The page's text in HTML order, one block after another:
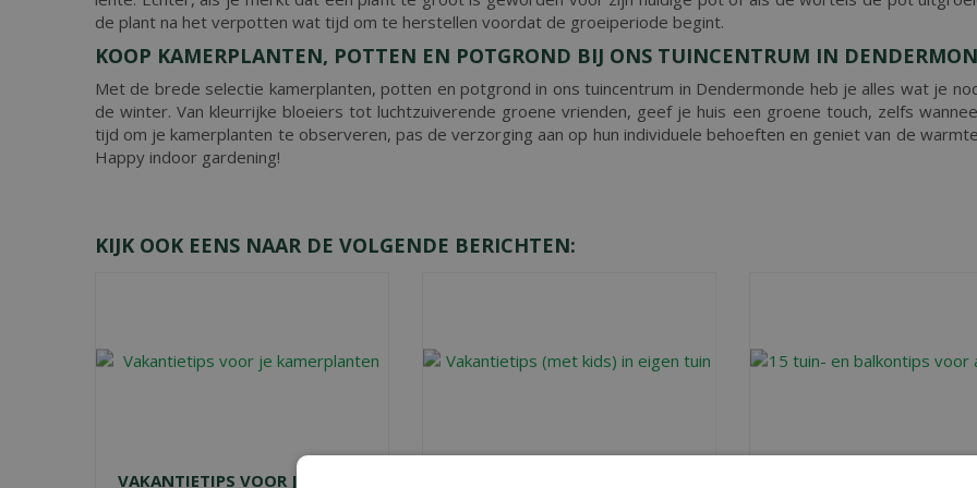
de plant na het verpotten wat tijd om te herstellen voordat de groeiperiode begint.
KOOP KAMERPLANTEN, POTTEN EN POTGROND BIJ ONS TUINCENTRUM IN
Met de brede selectie kamerplanten, potten en potgrond in ons tuincentrum in Dendermonde heb je alles wat je
de winter. Van kleurrijke bloeiers tot luchtzuiverende groene vrienden, geef je huis een groene touch, zelfs
tijd om je kamerplanten te observeren, pas de verzorging aan op hun individuele behoeften en geniet van de
Happy indoor gardening!
KIJK OOK EENS NAAR DE VOLGENDE BERICHTEN:
VAKANTIETIPS VOOR JE